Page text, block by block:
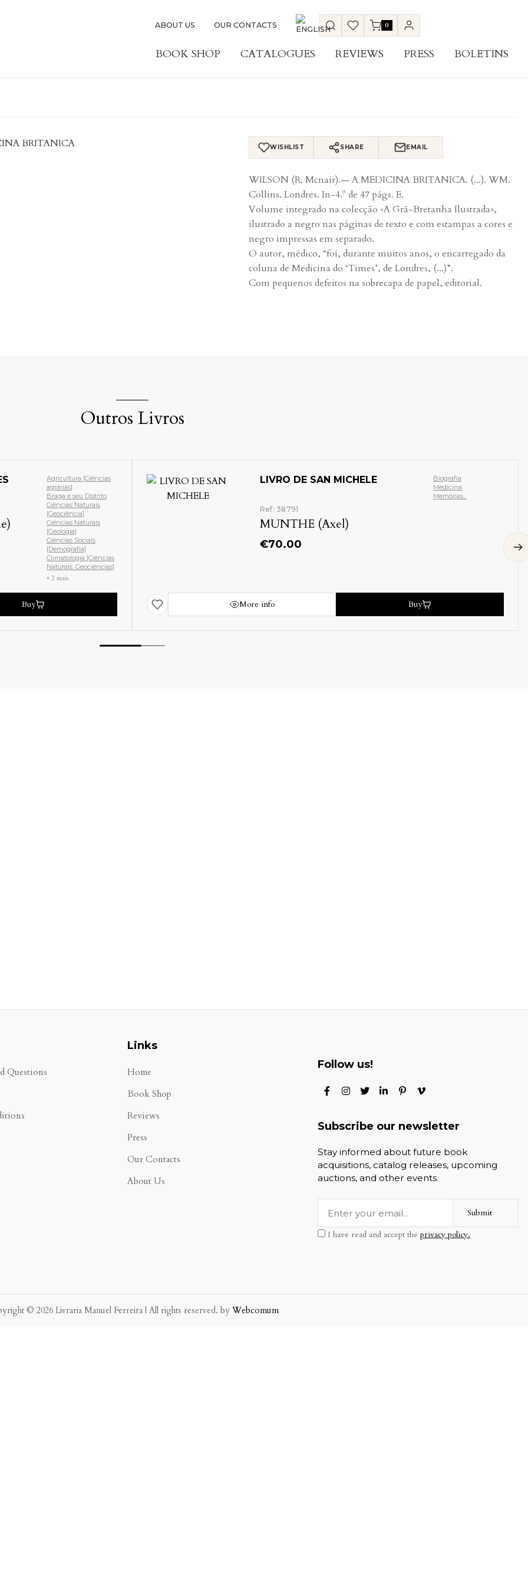
ABOUT US OUR CONTACTS 0
BOOK SHOP CATALOGUES REVIEWS PRESS BOLETINS
WISHLIST SHARE EMAIL
WILSON (R. Mcnair).— A MEDICINA BRITANICA. (...). WM.
Collins. Londres. In-4.º de 47 págs. E.
Volume integrado na colecção «A Grã-Bretanha Ilustrada»,
ilustrado a negro nas páginas de texto e com estampas a cores e
negro impressas em separado.
O autor, médico, “foi, durante muitos anos, o encarregado da
coluna de Medicina do ‘Times’, de Londres, (...)”.
Com pequenos defeitos na sobrecapa de papel, editorial.
Outros Livros
Agricultura [Ciências
agrárias]
Braga e seu Distrito
Ciências Naturais
[Geociência]
Ciências Naturais
[Geologia]
Ciências Sociais
[Demografia]
Climatologia [Ciências
Naturais. Geociências]
+ 2 mais
Buy
LIVRO DE SAN MICHELE
Ref: 38791
MUNTHE (Axel)
€70.00
Biografia
Medicina
Memórias...
More info Buy
Questions
Links
Home
Book Shop
Reviews
Press
Our Contacts
About Us
Follow us!
Subscribe our newsletter
Stay informed about future book
acquisitions, catalog releases, upcoming
auctions, and other events.
Submit
I have read and accept theprivacy policy.
© 2026 Livraria Manuel Ferreira | All rights reserved. by Webcomum